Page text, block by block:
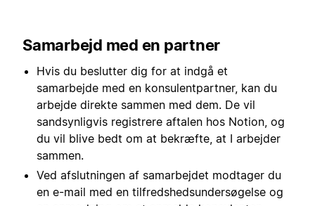
Samarbejd med en partner
Hvis du beslutter dig for at indgå et
samarbejde med en konsulentpartner, kan du
arbejde direkte sammen med dem. De vil
sandsynligvis registrere aftalen hos Notion, og
du vil blive bedt om at bekræfte, at I arbejder
sammen.
Ved afslutningen af samarbejdet modtager du
en e-mail med en tilfredshedsundersøgelse og